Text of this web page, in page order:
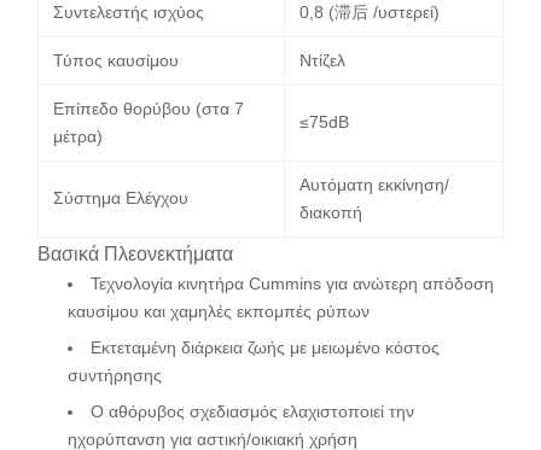
Συντελεστής ισχύος 0,8 (滞后 /υστερεί)
Τύπος καυσίμου Ντίζελ
Επίπεδο θορύβου (στα 7
μέτρα)
≤75dB
Σύστημα Ελέγχου
Αυτόματη εκκίνηση/
διακοπή
Βασικά Πλεονεκτήματα
Τεχνολογία κινητήρα Cummins για ανώτερη απόδοση
καυσίμου και χαμηλές εκπομπές ρύπων
Εκτεταμένη διάρκεια ζωής με μειωμένο κόστος
συντήρησης
Ο αθόρυβος σχεδιασμός ελαχιστοποιεί την
ηχορύπανση για αστική/οικιακή χρήση